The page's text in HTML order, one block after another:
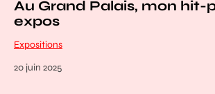
Au Grand Palais, mon hit-
expos
Expositions
20 juin 2025